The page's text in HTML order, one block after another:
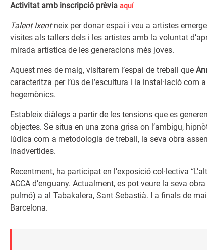
Activitat amb inscripció prèvia aquí
Talent Ixentneix per donar espai i veu a artistes
visites als tallers dels i les artistes amb la voluntat
mirada artística de les generacions més joves.
Aquest mes de maig, visitarem l’espai de treball que
caracteritza per l’ús de l’escultura i la instal·lació
hegemònics.
Estableix diàlegs a partir de les tensions que es
objectes. Se situa en una zona grisa on l’ambigu,
lúdica com a metodologia de treball, la seva obra
inadvertides.
Recentment, ha participat en l’exposició col·lectiva
ACCA d’enguany. Actualment, es pot veure la seva
pulmó) a al Tabakalera, Sant Sebastià. I a finals de
Barcelona.